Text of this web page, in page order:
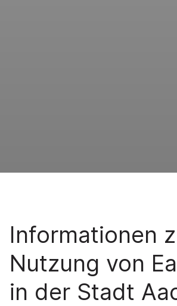
Informationen
Nutzung von
in der Stadt